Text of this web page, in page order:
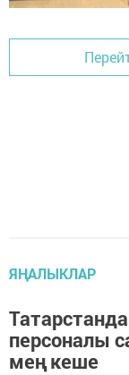
ЯҢАЛЫКЛАР
персоналы
мең кеше